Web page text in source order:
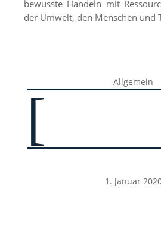
bewusste Handeln mit
der Umwelt, den Menschen und
Allgemein
[
1. Januar